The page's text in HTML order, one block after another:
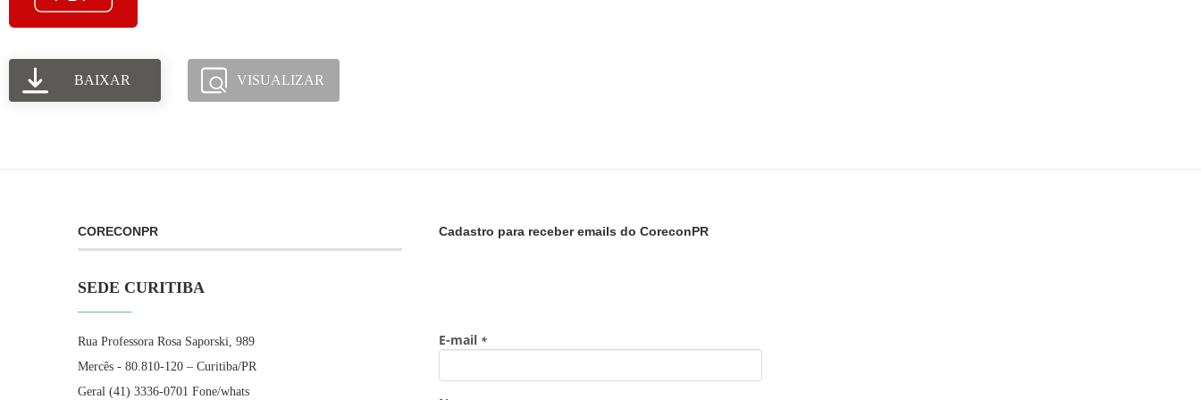
BAIXAR VISUALIZAR
CORECONPR
SEDE CURITIBA
Rua Professora Rosa Saporski, 989
Mercês - 80.810-120 – Curitiba/PR
Geral (41) 3336-0701 Fone/whats
Cadastro para receber emails do CoreconPR